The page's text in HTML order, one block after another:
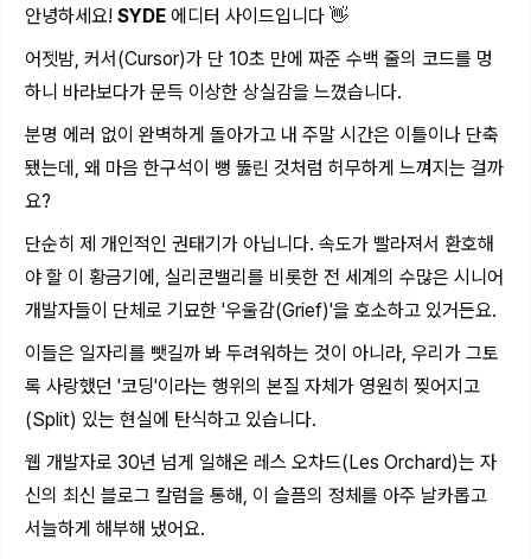
안녕하세요! SYDE 에디터 사이드입니다 👋
어젯밤, 커서(Cursor)가 단 10초 만에 짜준 수백 줄의 코드를 멍
하니 바라보다가 문득 이상한 상실감을 느꼈습니다.
분명 에러 없이 완벽하게 돌아가고 내 주말 시간은 이틀이나 단축
됐는데, 왜 마음 한구석이 뻥 뚫린 것처럼 허무하게 느껴지는 걸까
요?
단순히 제 개인적인 권태기가 아닙니다. 속도가 빨라져서 환호해
야 할 이 황금기에, 실리콘밸리를 비롯한 전 세계의 수많은 시니어
개발자들이 단체로 기묘한 '우울감(Grief)'을 호소하고 있거든요.
이들은 일자리를 뺏길까 봐 두려워하는 것이 아니라, 우리가 그토
록 사랑했던 '코딩'이라는 행위의 본질 자체가 영원히 찢어지고
(Split) 있는 현실에 탄식하고 있습니다.
웹 개발자로 30년 넘게 일해온 레스 오차드(Les Orchard)는 자
신의 최신 블로그 칼럼을 통해, 이 슬픔의 정체를 아주 날카롭고
서늘하게 해부해 냈어요.